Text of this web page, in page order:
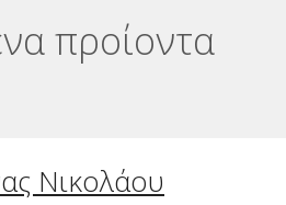
προίοντα
Νικολάου